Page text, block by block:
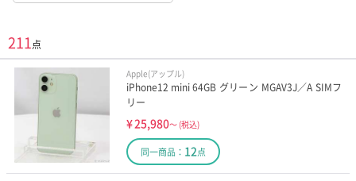
211点
Apple(アップル)
iPhone12 mini 64GB グリーン MGAV3J／A SIMフ
リー
¥25,980～ (税込)
同一商品： 12点